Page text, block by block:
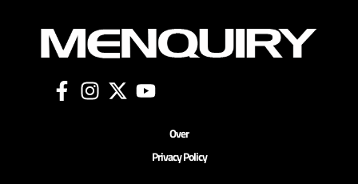
Over
Privacy Policy